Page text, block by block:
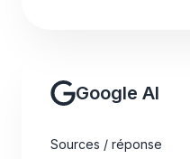
Google AI
Sources / réponse